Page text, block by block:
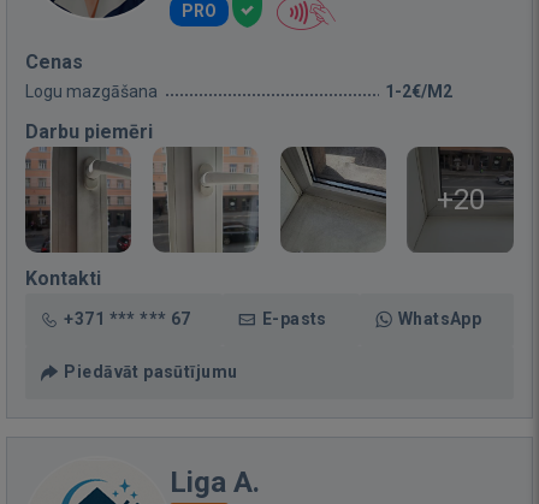
PRO
Cenas
Logu mazgāšana 1-2€/M2
Darbu piemēri
+20
Kontakti
+371 *** *** 67 E-pasts WhatsApp
Piedāvāt pasūtījumu
Liga A.